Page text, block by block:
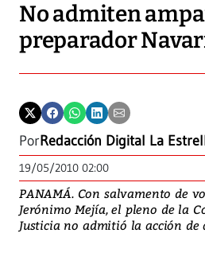
No admiten
preparador
PorRedacción Digital La
19/05/2010 02:00
PANAMÁ. Con salvamento de
Jerónimo Mejía, el pleno de la
Justicia no admitió la acción de